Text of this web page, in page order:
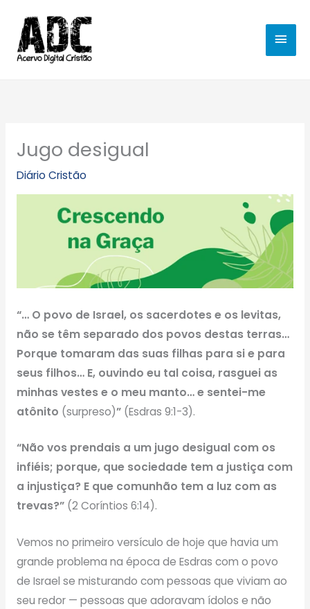
para
conteúdo
Jugo desigual
Diário Cristão
“… O povo de Israel, os sacerdotes e os levitas,
não se têm separado dos povos destas terras…
Porque tomaram das suas filhas para si e para
seus filhos… E, ouvindo eu tal coisa, rasguei as
minhas vestes e o meu manto… e sentei-me
atônito (surpreso)”(Esdras 9:1-3).
“Não vos prendais a um jugo desigual com os
infiéis; porque, que sociedade tem a justiça com
a injustiça? E que comunhão tem a luz com as
trevas?”(2 Coríntios 6:14).
Vemos no primeiro versículo de hoje que havia um
grande problema na época de Esdras com o povo
de Israel se misturando com pessoas que viviam ao
seu redor — pessoas que adoravam ídolos e não